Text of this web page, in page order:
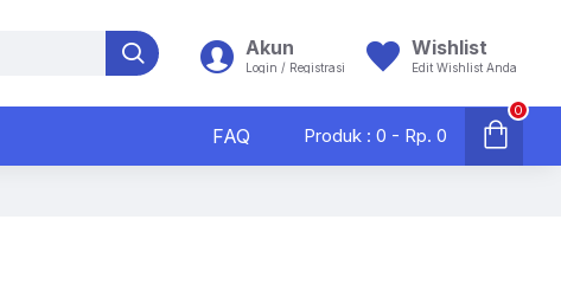
Akun
Login / Registrasi
Wishlist
Edit Wishlist Anda
FAQ Produk : 0 - Rp. 0
0